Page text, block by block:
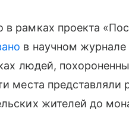
в рамках проекта
в научном
людей,
места
жителей до